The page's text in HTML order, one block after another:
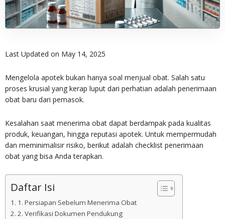
Last Updated on May 14, 2025
Mengelola apotek bukan hanya soal menjual obat. Salah satu
proses krusial yang kerap luput dari perhatian adalah penerimaan
obat baru dari pemasok.
Kesalahan saat menerima obat dapat berdampak pada kualitas
produk, keuangan, hingga reputasi apotek. Untuk mempermudah
dan meminimalisir risiko, berikut adalah checklist penerimaan
obat yang bisa Anda terapkan.
Daftar Isi
1. Persiapan Sebelum Menerima Obat
2. Verifikasi Dokumen Pendukung